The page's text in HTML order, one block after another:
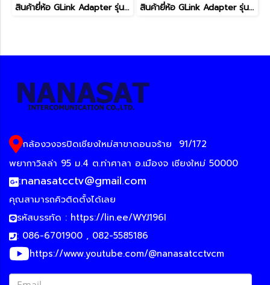
สินค้ายี่ห้อ GLink Adapter รุ่น GAC-104 (1 ออก 4) 12V/5A สินค้ายี่ห้อ GLink Adapter รุ่น GAC-106 12V/5A
กล้องวงจรปิดเชียงใหม่สาขาดอนจร้าย
91/172
พยากาวิลล่า 95 ม.4 ต.ท่าศาลา อ.เมืองจ เชียงใหม่ 50000
:nanasatcctv@gmail.com
คุณสามารถคิวติดตั้งได้เลย
รหัสบรรทัด : https://lin.ee/WYJ196I
: 086-6701900 , 082-5585186
https://www.youtube.com/@nanasatcctvcm